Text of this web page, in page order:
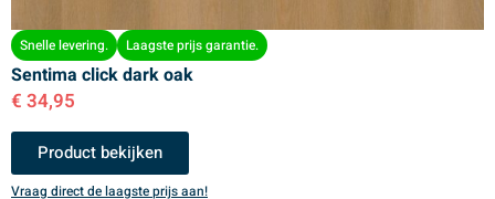
Snelle levering. Laagste prijs garantie.
Sentima click dark oak
€ 34,95
Product bekijken
Vraag direct de laagste prijs aan!